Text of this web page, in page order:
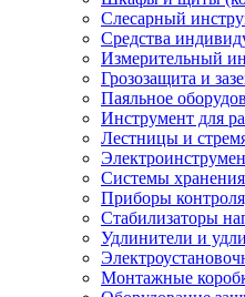
Слесарный
Средства
Измерительный
Грозозащита и
Паяльное
Инструмент для
Лестницы и
Системы
Приборы
Стабилизаторы
Удлинители и
Монтажные